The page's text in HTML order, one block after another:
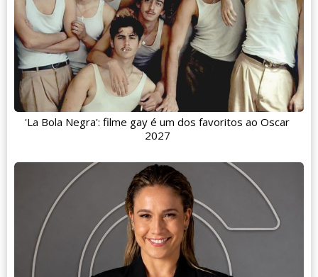
'La Bola Negra': filme gay é um dos favoritos ao Oscar
2027